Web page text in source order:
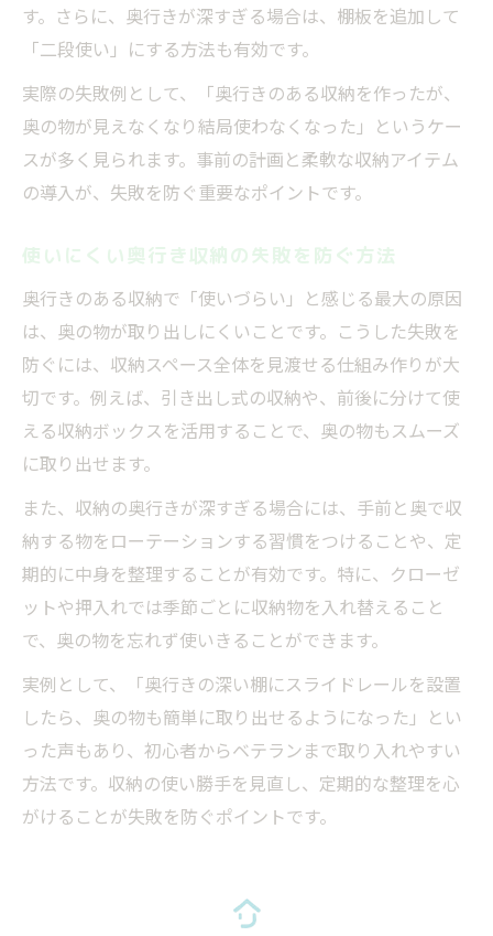
す。さらに、奥行きが深すぎる場合は、棚板を追加して
「二段使い」にする方法も有効です。
実際の失敗例として、「奥行きのある収納を作ったが、
奥の物が見えなくなり結局使わなくなった」というケー
スが多く見られます。事前の計画と柔軟な収納アイテム
の導入が、失敗を防ぐ重要なポイントです。
使いにくい奥行き収納の失敗を防ぐ方法
奥行きのある収納で「使いづらい」と感じる最大の原因
は、奥の物が取り出しにくいことです。こうした失敗を
防ぐには、収納スペース全体を見渡せる仕組み作りが大
切です。例えば、引き出し式の収納や、前後に分けて使
える収納ボックスを活用することで、奥の物もスムーズ
に取り出せます。
また、収納の奥行きが深すぎる場合には、手前と奥で収
納する物をローテーションする習慣をつけることや、定
期的に中身を整理することが有効です。特に、クローゼ
ットや押入れでは季節ごとに収納物を入れ替えること
で、奥の物を忘れず使いきることができます。
実例として、「奥行きの深い棚にスライドレールを設置
したら、奥の物も簡単に取り出せるようになった」とい
った声もあり、初心者からベテランまで取り入れやすい
方法です。収納の使い勝手を見直し、定期的な整理を心
がけることが失敗を防ぐポイントです。